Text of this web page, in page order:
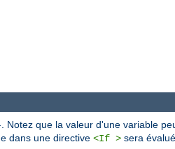
. Notez que la valeur d'une variable
dans une directive <If > sera